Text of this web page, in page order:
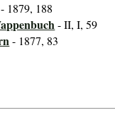
- 1879, 188
- II, I, 59
- 1877, 83